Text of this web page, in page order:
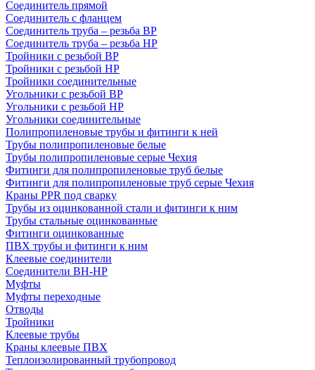
Соединитель прямой
Соединитель с фланцем
Соединитель труба – резьба ВР
Соединитель труба – резьба НР
Тройники с резьбой ВР
Тройники с резьбой НР
Тройники соединительные
Угольники с резьбой ВР
Угольники с резьбой НР
Угольники соединительные
Полипропиленовые трубы и фитинги к ней
Трубы полипропиленовые белые
Трубы полипропиленовые серые Чехия
Фитинги для полипропиленовые труб белые
Фитинги для полипропиленовые труб серые Чехия
Краны PPR под сварку
Трубы из оцинкованной стали и фитинги к ним
Трубы стальные оцинкованные
Фитинги оцинкованные
ПВХ трубы и фитинги к ним
Клеевые соединители
Соединители ВН-НР
Муфты
Муфты переходные
Отводы
Тройники
Клеевые трубы
Краны клеевые ПВХ
Теплоизолированный трубопровод